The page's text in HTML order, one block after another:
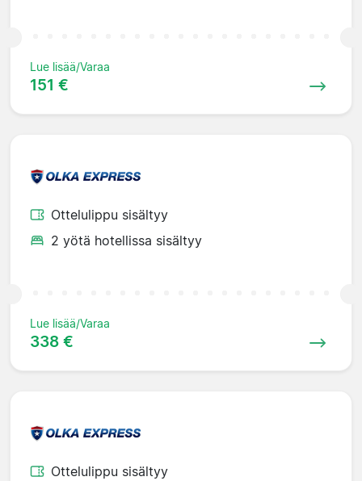
Lue lisää/Varaa
151 €
Ottelulippu sisältyy
2 yötä hotellissa sisältyy
Lue lisää/Varaa
338 €
Ottelulippu sisältyy